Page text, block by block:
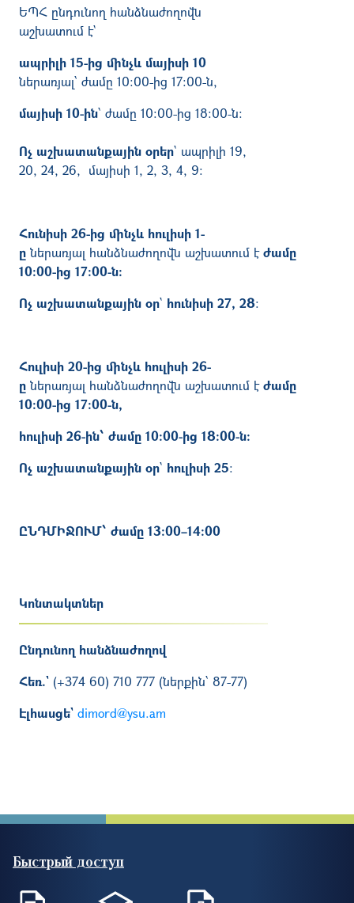
ԵՊՀ ընդունող հանձնաժողովն
աշխատում է`
ապրիլի 15-ից մինչև մայիսի 10
ներառյալ՝ ժամը 10:00-ից 17:00-ն,
մայիսի 10-ին՝ ժամը 10:00-ից 18։00-ն։
Ոչ աշխատանքային օրեր` ապրիլի 19,
20, 24, 26, մայիսի 1, 2, 3, 4, 9։
Հունիսի 26-ից մինչև հուլիսի 1-
ը ներառյալ հանձնաժողովն աշխատում էժամը
10:00-ից 17:00-ն։
Ոչ աշխատանքային օր` հունիսի 27, 28։
Հուլիսի 20-ից մինչև հուլիսի 26-
ը ներառյալ հանձնաժողովն աշխատում էժամը
10:00-ից 17:00-ն,
հուլիսի 26-ին՝ ժամը 10:00-ից 18:00-ն։
Ոչ աշխատանքային օր` հուլիսի 25։
ԸՆԴՄԻՋՈՒՄ՝ ժամը 13:00–14:00
Կոնտակտներ
Ընդունող հանձնաժողով
Հեռ.` (+374 60) 710 777 (ներքին՝ 87-77)
Էլհասցե` dimord@ysu.am
Быстрый доступ